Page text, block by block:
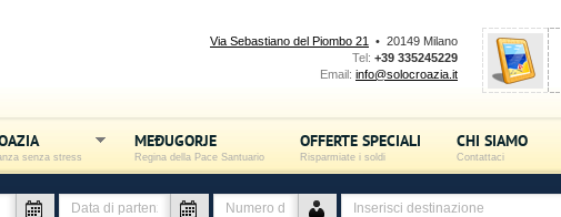
Via Sebastiano del Piombo 21
• 20149 Milano
Tel: +39 335245229
Email: info@solocroazia.it
senza stress
MEĐUGORJE
Regina della Pace Santuario
OFFERTE SPECIALI
Risparmiate i soldi
CHI SIAMO
Contattaci